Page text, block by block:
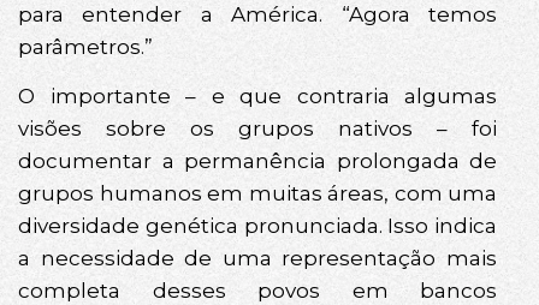
para entender a América. “Agora temos
parâmetros.”
O importante – e que contraria algumas
visões sobre os grupos nativos – foi
documentar a permanência prolongada de
grupos humanos em muitas áreas, com uma
diversidade genética pronunciada. Isso indica
a necessidade de uma representação mais
completa desses povos em bancos